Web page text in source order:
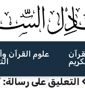
علوم القرآن
التعليق على